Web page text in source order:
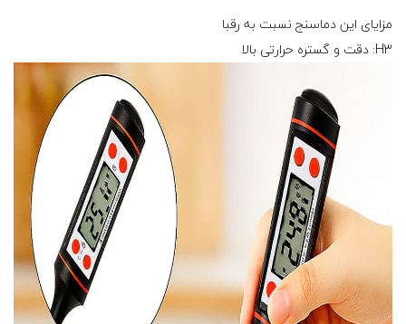
مزایای این دماسنج نسبت به رقبا
H3: دقت و گستره حرارتی بالا